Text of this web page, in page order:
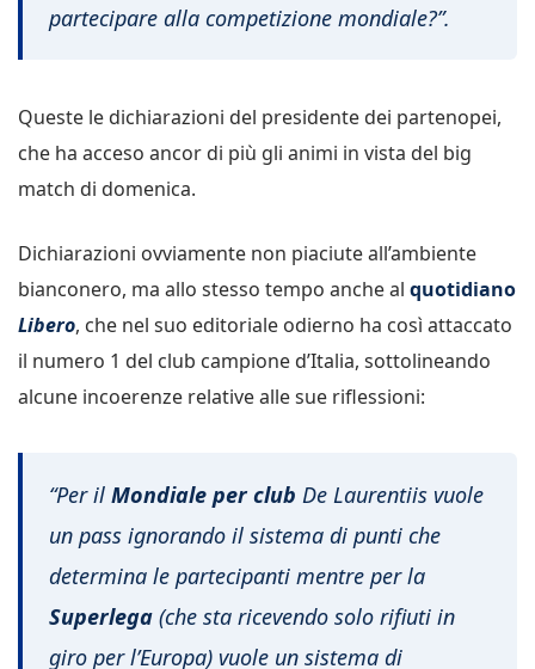
partecipare alla competizione mondiale?”.
Queste le dichiarazioni del presidente dei partenopei,
che ha acceso ancor di più gli animi in vista del big
match di domenica.
Dichiarazioni ovviamente non piaciute all’ambiente
bianconero, ma allo stesso tempo anche al quotidiano
Libero, che nel suo editoriale odierno ha così attaccato
il numero 1 del club campione d’Italia, sottolineando
alcune incoerenze relative alle sue riflessioni:
“Per il Mondiale per club De Laurentiis vuole
un pass ignorando il sistema di punti che
determina le partecipanti mentre per la
Superlega (che sta ricevendo solo rifiuti in
giro per l’Europa) vuole un sistema di